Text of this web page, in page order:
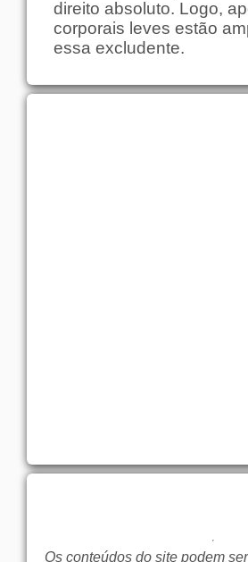
direito absoluto. Logo,
corporais leves estão
essa excludente.
Os conteúdos do site podem